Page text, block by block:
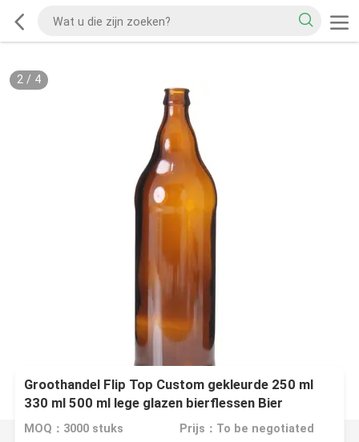
2/ 4
Groothandel Flip Top Custom gekleurde 250 ml
330 ml 500 ml lege glazen bierflessen Bier
MOQ：3000 stuks Prijs：To be negotiated